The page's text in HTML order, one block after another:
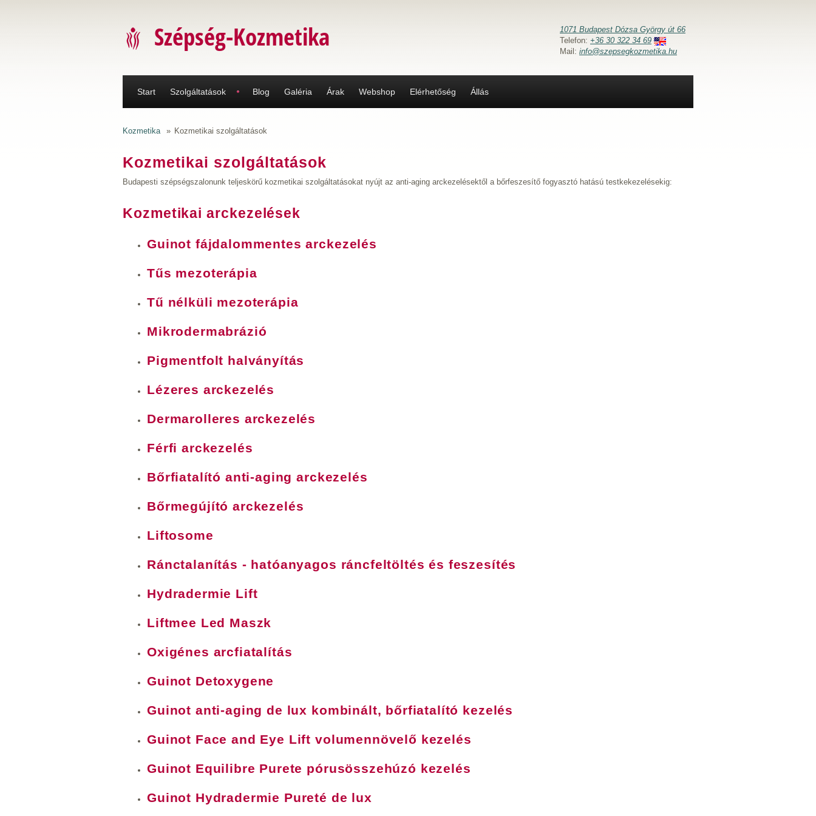
Szépség-Kozmetika
1071 Budapest Dózsa György út 66
Telefon: +36 30 322 34 69
Mail: info@szepsegkozmetika.hu
Start Szolgáltatások Blog Galéria Árak Webshop Elérhetőség Állás
Kozmetika » Kozmetikai szolgáltatások
Kozmetikai szolgáltatások
Budapesti szépségszalonunk teljeskörű kozmetikai szolgáltatásokat nyújt az anti-aging arckezelésektől a bőrfeszesítő fogyasztó hatású testkekezelésekig:
Kozmetikai arckezelések
Guinot fájdalommentes arckezelés
Tűs mezoterápia
Tű nélküli mezoterápia
Mikrodermabrázió
Pigmentfolt halványítás
Lézeres arckezelés
Dermarolleres arckezelés
Férfi arckezelés
Bőrfiatalító anti-aging arckezelés
Bőrmegújító arckezelés
Liftosome
Ránctalanítás - hatóanyagos ráncfeltöltés és feszesítés
Hydradermie Lift
Liftmee Led Maszk
Oxigénes arcfiatalítás
Guinot Detoxygene
Guinot anti-aging de lux kombinált, bőrfiatalító kezelés
Guinot Face and Eye Lift volumennövelő kezelés
Guinot Equilibre Purete pórusösszehúzó kezelés
Guinot Hydradermie Pureté de lux